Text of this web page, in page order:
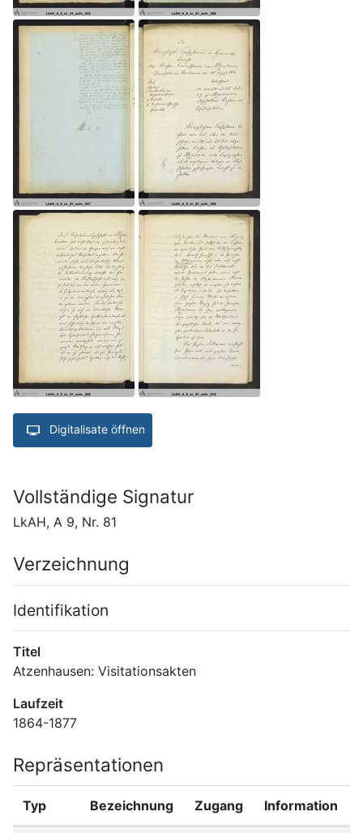
Digitalisate öffnen
Vollständige Signatur
LkAH, A 9, Nr. 81
Verzeichnung
Identifikation
Titel
Atzenhausen: Visitationsakten
Laufzeit
1864-1877
Repräsentationen
Typ Bezeichnung Zugang Information